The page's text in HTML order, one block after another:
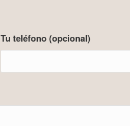
Tu teléfono (opcional)